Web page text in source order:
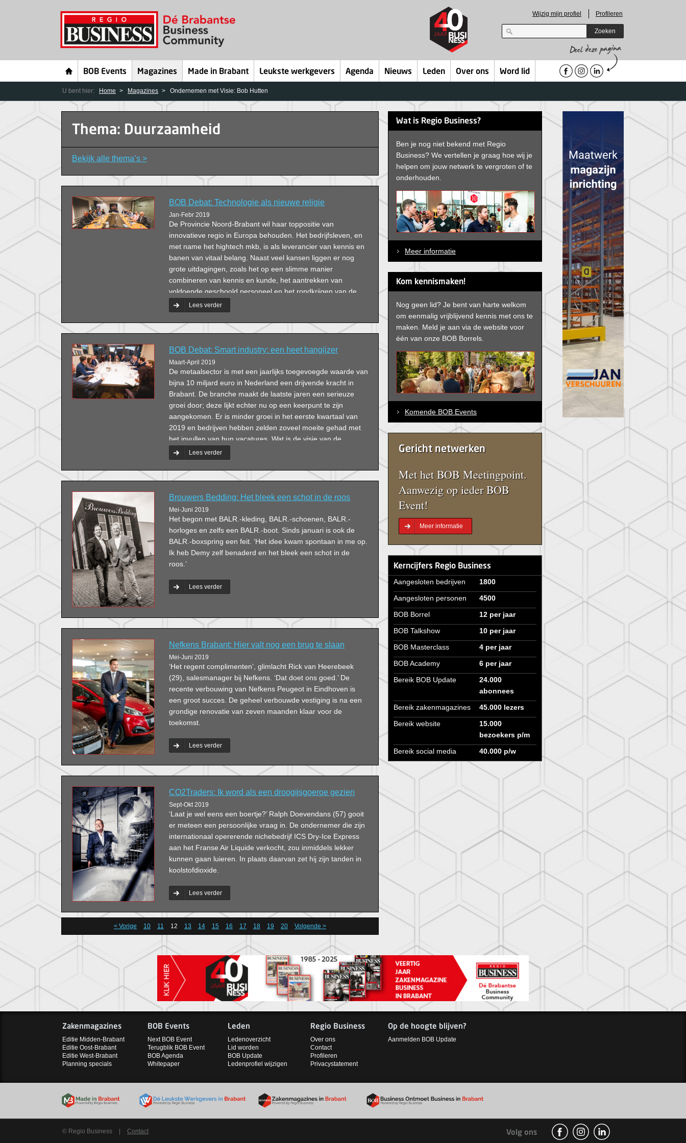
Wijzig mijn profiel Profileren
Zoeken
BOB Events Magazines Made in Brabant Leukste werkgevers Agenda Nieuws Leden Over ons Word lid
U bent hier: Home Magazines Ondernemen met Visie: Bob Hutten
Thema: Duurzaamheid
Bekijk alle thema’s >
BOB Debat: Technologie als nieuwe religie
Jan-Febr 2019
De Provincie Noord-Brabant wil haar toppositie van
innovatieve regio in Europa behouden. Het bedrijfsleven, en
met name het hightech mkb, is als leverancier van kennis en
banen van vitaal belang. Naast veel kansen liggen er nog
grote uitdagingen, zoals het op een slimme manier
combineren van kennis en kunde, het aantrekken van
voldoende geschoold personeel en het rondkrijgen van de
financiering om te innoveren. Gespreksleider Wim
Schuurmans daagt de tien debatdeelnemers uit: ‘Gaan we
vandaag geschiedenis schrijven en tot oplossingen komen?’
Lees verder
BOB Debat: Smart industry: een heet hangijzer
Maart-April 2019
De metaalsector is met een jaarlijks toegevoegde waarde van
bijna 10 miljard euro in Nederland een drijvende kracht in
Brabant. De branche maakt de laatste jaren een serieuze
groei door; deze lijkt echter nu op een keerpunt te zijn
aangekomen. Er is minder groei in het eerste kwartaal van
2019 en bedrijven hebben zelden zoveel moeite gehad met
het invullen van hun vacatures. Wat is de visie van de
debatdeelnemers op innovatie, samenwerking, personeel en
duurzaamheid? En welke kansen en bedreigingen zien zij?
Lees verder
Brouwers Bedding: Het bleek een schot in de roos
Mei-Juni 2019
Het begon met BALR.-kleding, BALR.-schoenen, BALR.-
horloges en zelfs een BALR.-boot. Sinds januari is ook de
BALR.-boxspring een feit. ‘Het idee kwam spontaan in me op.
Ik heb Demy zelf benaderd en het bleek een schot in de
roos.’
Lees verder
Nefkens Brabant: Hier valt nog een brug te slaan
Mei-Juni 2019
‘Het regent complimenten’, glimlacht Rick van Heerebeek
(29), salesmanager bij Nefkens. ‘Dat doet ons goed.’ De
recente verbouwing van Nefkens Peugeot in Eindhoven is
een groot succes. De geheel verbouwde vestiging is na een
grondige renovatie van zeven maanden klaar voor de
toekomst.
Lees verder
CO2Traders: Ik word als een droogĳsgoeroe gezien
Sept-Okt 2019
‘Laat je wel eens een boertje?’ Ralph Doevendans (57) gooit
er meteen een persoonlijke vraag in. De ondernemer die zijn
internationaal opererende nichebedrijf ICS Dry-Ice Express
aan het Franse Air Liquide verkocht, zou inmiddels lekker
kunnen gaan luieren. In plaats daarvan zet hij zijn tanden in
koolstofdioxide.
Lees verder
< Vorige 10 11 12 13 14 15 16 17 18 19 20 Volgende >
Wat is Regio Business?
Ben je nog niet bekend met Regio
Business? We vertellen je graag hoe wij je
helpen om jouw netwerk te vergroten of te
onderhouden.
Meer informatie
Kom kennismaken!
Nog geen lid? Je bent van harte welkom
om eenmalig vrijblijvend kennis met ons te
maken. Meld je aan via de website voor
één van onze BOB Borrels.
Komende BOB Events
Gericht netwerken
Met het BOB Meetingpoint.
Aanwezig op ieder BOB
Event!
Meer informatie
Kerncijfers Regio Business
Aangesloten bedrijven
1800
Aangesloten personen
4500
BOB Borrel
12 per jaar
BOB Talkshow
10 per jaar
BOB Masterclass
4 per jaar
BOB Academy
6 per jaar
Bereik BOB Update
24.000
abonnees
Bereik zakenmagazines
45.000 lezers
Bereik website
15.000
bezoekers p/m
Bereik social media
40.000 p/w
Zakenmagazines
Editie Midden-Brabant
Editie Oost-Brabant
Editie West-Brabant
Planning specials
BOB Events
Next BOB Event
Terugblik BOB Event
BOB Agenda
Whitepaper
Leden
Ledenoverzicht
Lid worden
BOB Update
Ledenprofiel wijzigen
Regio Business
Over ons
Contact
Profileren
Privacystatement
Op de hoogte blijven?
Aanmelden BOB Update
© Regio Business | Contact Volg ons